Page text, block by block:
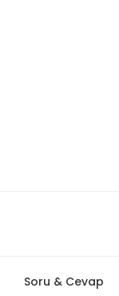
Soru & Cevap